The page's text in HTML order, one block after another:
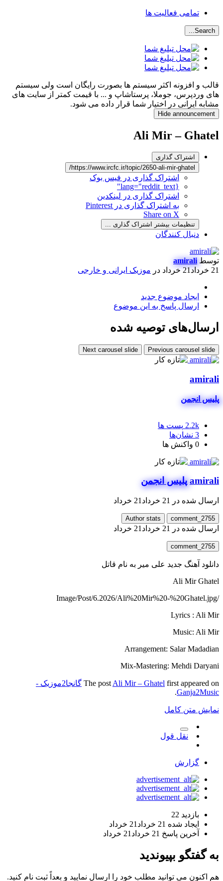
تمامی فعالیت ها
Search...
قالب و افزونه اکثر سیستم ها بصورت رایگان است ولی سیستم
های وردپرس، جوملا، پرستاشاپ و ... با قیمت کمتر از سایت های
مشابه ایرانی در اختیار شما قرار داده می شود.
Hide announcement
Ali Mir – Ghatel
اشتراک گذاری
https://www.ircfc.ir/topic/2650-ali-mir-ghatel/
اشتراک گذاری در فیس بوک
{lang="reddit_text"
اشتراک گذاری در لینکدین
به اشتراک گذاری در Pinterest
Share on X
تنظیمات بیشتر اشتراک گذاری ...
دنبال کنندگان
توسطamirali
21 خرداد
21 خرداد در موزیک ایرانی و خارجی
ایجاد موضوع جدید
ارسال پاسخ به این موضوع
ارسال‌های توصیه شده
Previous carousel slide
Next carousel slide
amirali
پلیس انجمن
2.2k پست ها
3 نشان‌ها
0 واکنش ها
amirali پلیس انجمن
ارسال شده در 21 خرداد 21 خرداد
comment_2755
Author stats
ارسال شده در 21 خرداد 21 خرداد
comment_2755
دانلود آهنگ جدید علی میر به نام قاتل
Ali Mir Ghatel
/Image/Post/6.2026/Ali%20Mir%20-%20Ghatel.jpg
Lyrics : Ali Mir
Music: Ali Mir
Arrangement: Salar Madadian
Mix-Mastering: Mehdi Daryani
The post Ali Mir – Ghatel first appeared on
گانجا2موزیک -
Ganja2Music
.
نمایش متن کامل
نقل قول
گزارش
بازدید 22
ایجاد شده 21 خرداد
21 خرداد
آخرین پاسخ 21 خرداد 21 خرداد
به گفتگو بپیوندید
هم اکنون می توانید مطلب خود را ارسال نمایید و بعداً ثبت نام کنید.